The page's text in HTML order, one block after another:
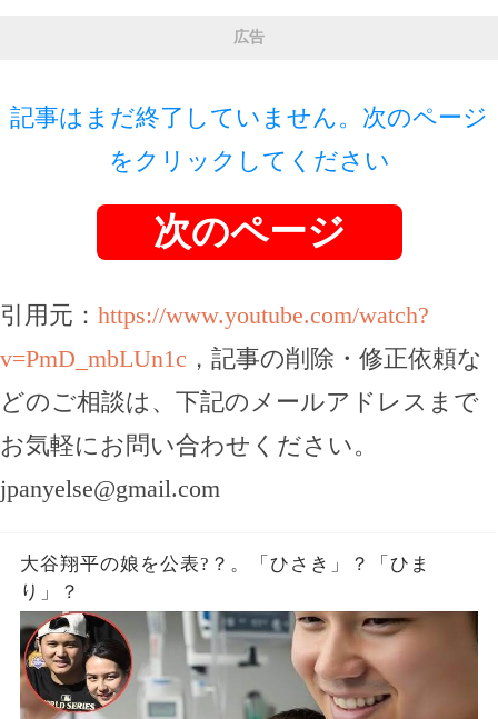
広告
記事はまだ終了していません。次のページ
をクリックしてください
次のページ
引用元： https://www.youtube.com/watch?
v=PmD_mbLUn1c ，記事の削除・修正依頼な
どのご相談は、下記のメールアドレスまで
お気軽にお問い合わせください。
jpanyelse@gmail.com
大谷翔平の娘を公表?？。「ひさき」？「ひま
り」？